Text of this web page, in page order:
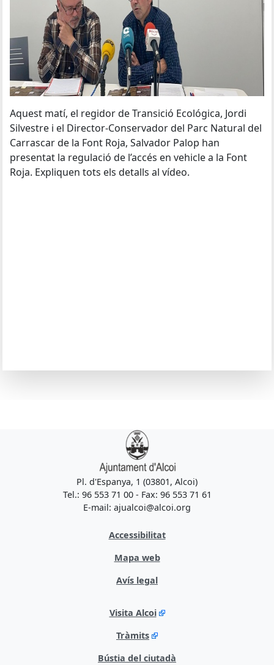
Aquest matí, el regidor de Transició Ecológica, Jordi
Silvestre i el Director-Conservador del Parc Natural del
Carrascar de la Font Roja, Salvador Palop han
presentat la regulació de l’accés en vehicle a la Font
Roja. Expliquen tots els detalls al vídeo.
Pl. d'Espanya, 1 (03801, Alcoi)
Tel.: 96 553 71 00 - Fax: 96 553 71 61
E-mail: ajualcoi@alcoi.org
Accessibilitat
Mapa web
Avís legal
Visita Alcoi
Tràmits
Bústia del ciutadà